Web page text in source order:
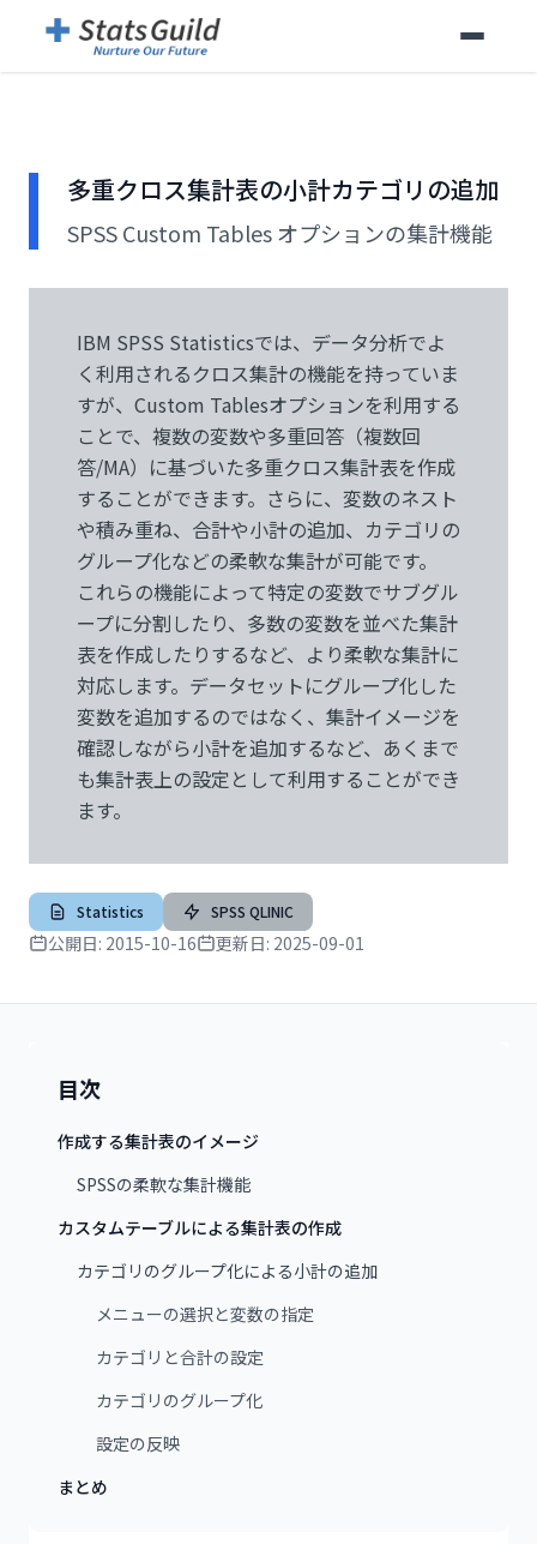
多重クロス集計表の小計カテゴリの追加
SPSS Custom Tables オプションの集計機能
IBM SPSS Statisticsでは、データ分析でよ
く利用されるクロス集計の機能を持っていま
すが、Custom Tablesオプションを利用する
ことで、複数の変数や多重回答（複数回
答/MA）に基づいた多重クロス集計表を作成
することができます。さらに、変数のネスト
や積み重ね、合計や小計の追加、カテゴリの
グループ化などの柔軟な集計が可能です。
これらの機能によって特定の変数でサブグル
ープに分割したり、多数の変数を並べた集計
表を作成したりするなど、より柔軟な集計に
対応します。データセットにグループ化した
変数を追加するのではなく、集計イメージを
確認しながら小計を追加するなど、あくまで
も集計表上の設定として利用することができ
ます。
Statistics SPSS QLINIC
公開日: 2015-10-16 更新日: 2025-09-01
目次
作成する集計表のイメージ
SPSSの柔軟な集計機能
カスタムテーブルによる集計表の作成
カテゴリのグループ化による小計の追加
メニューの選択と変数の指定
カテゴリと合計の設定
カテゴリのグループ化
設定の反映
まとめ